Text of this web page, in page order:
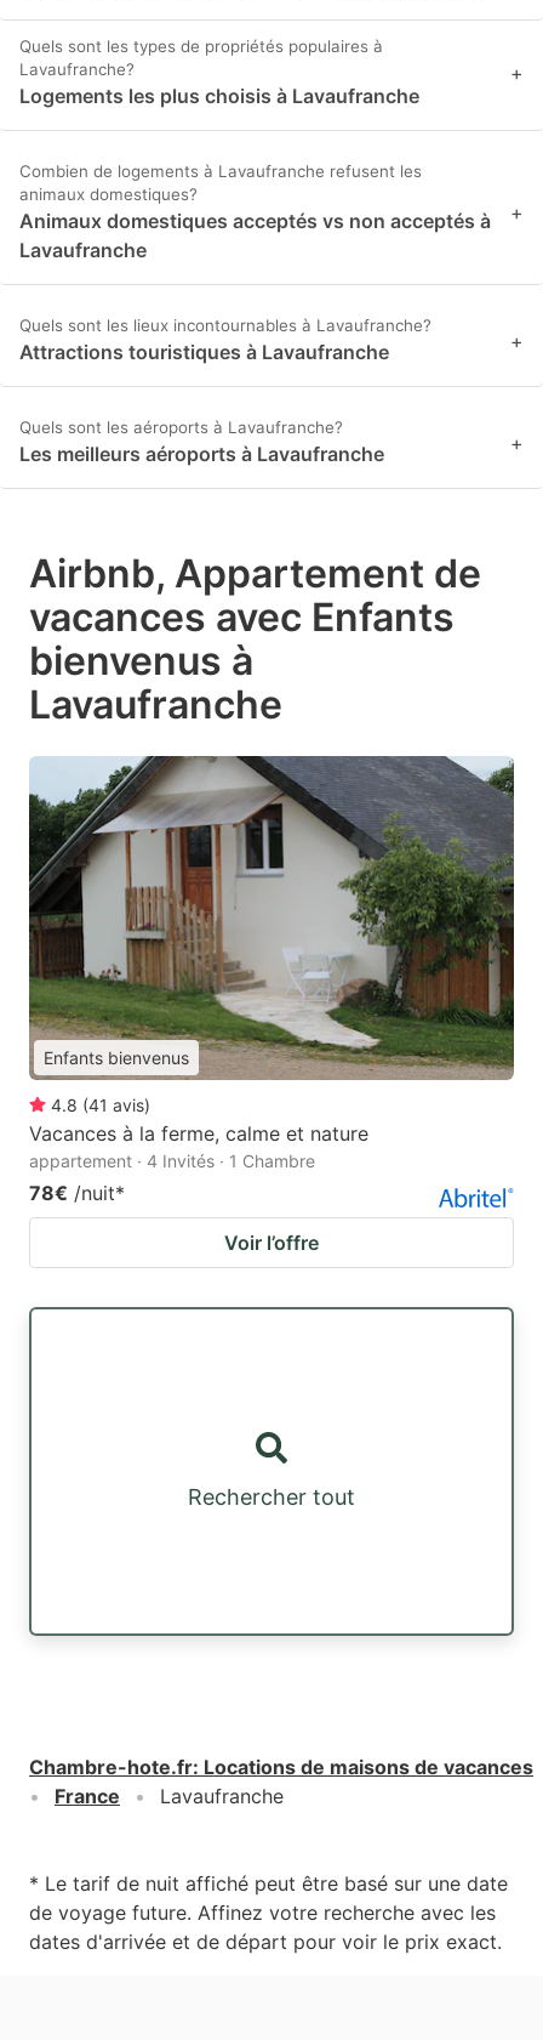
Quels sont les types de propriétés populaires à
Lavaufranche?
Logements les plus choisis à Lavaufranche
+
Combien de logements à Lavaufranche refusent les
animaux domestiques?
Animaux domestiques acceptés vs non acceptés à
Lavaufranche
+
Quels sont les lieux incontournables à Lavaufranche?
Attractions touristiques à Lavaufranche +
Quels sont les aéroports à Lavaufranche?
Les meilleurs aéroports à Lavaufranche +
Airbnb, Appartement de
vacances avec Enfants
bienvenus à
Lavaufranche
Enfants bienvenus
4.8 (41 avis)
Vacances à la ferme, calme et nature
appartement · 4 Invités · 1 Chambre
78€ /nuit*
Voir l’offre
Rechercher tout
Chambre-hote.fr: Locations de maisons de vacances
France
Lavaufranche
* Le tarif de nuit affiché peut être basé sur une date
de voyage future. Affinez votre recherche avec les
dates d'arrivée et de départ pour voir le prix exact.